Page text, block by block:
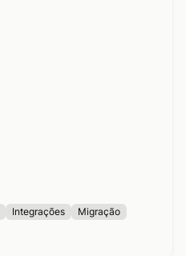
Integrações
Migração